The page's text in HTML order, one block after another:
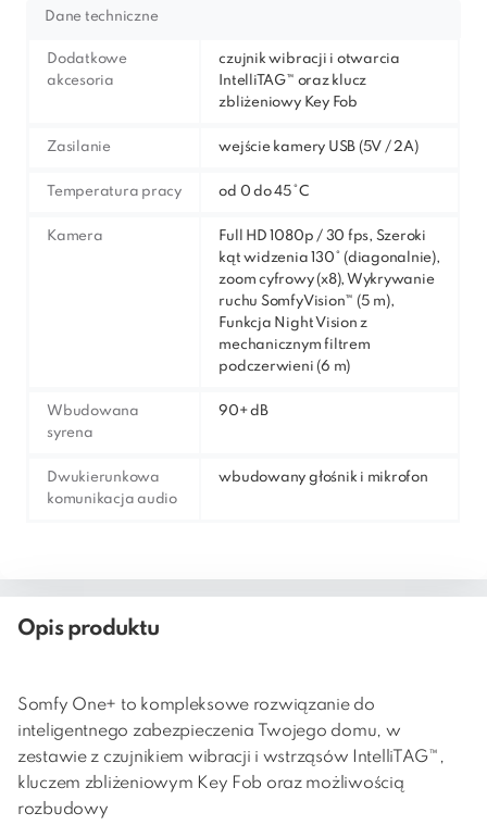
Dane techniczne
Dodatkowe
akcesoria
czujnik wibracji i otwarcia
IntelliTAG™ oraz klucz
zbliżeniowy Key Fob
Zasilanie wejście kamery USB (5V / 2A)
Temperatura pracy od 0 do 45°C
Kamera
Full HD 1080p / 30 fps, Szeroki
kąt widzenia 130° (diagonalnie),
zoom cyfrowy (x8), Wykrywanie
ruchu SomfyVision™ (5 m),
Funkcja Night Vision z
mechanicznym filtrem
podczerwieni (6 m)
Wbudowana
syrena
90+ dB
Dwukierunkowa
komunikacja audio
wbudowany głośnik i mikrofon
Opis produktu
Somfy One+ to kompleksowe rozwiązanie do
inteligentnego zabezpieczenia Twojego domu, w
zestawie z czujnikiem wibracji i wstrząsów IntelliTAG™,
kluczem zbliżeniowym Key Fob oraz możliwością
rozbudowy